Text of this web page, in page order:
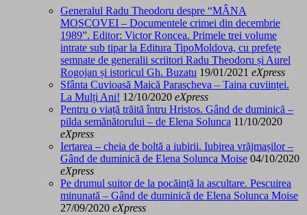
Generalul Radu Theodoru despre “MÂNA
MOSCOVEI – Documentele crimei din decembrie
1989”. Editor: Victor Roncea. Primele trei volume
intrate sub tipar la Editura TipoMoldova, cu prefețe
semnate de generalii scriitori Radu Theodoru și Aurel
Rogojan și istoricul Gh. Buzatu 19/01/2021 eXpress
Sfânta Cuvioasă Maică Parascheva – Taina cuviinței.
La Mulți Ani! 12/10/2020 eXpress
Pentru o viață trăită întru Hristos. Gând de duminică –
pilda semănătorului – de Elena Solunca 11/10/2020
eXpress
Iertarea – cheia de boltă a iubirii. Iubirea vrăjmașilor –
Gând de duminică de Elena Solunca Moise 04/10/2020
eXpress
Pe drumul suitor de la pocăință la ascultare. Pescuirea
minunată – Gând de duminică de Elena Solunca Moise
27/09/2020 eXpress